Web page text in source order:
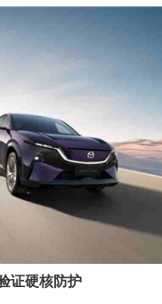
证硬核防护